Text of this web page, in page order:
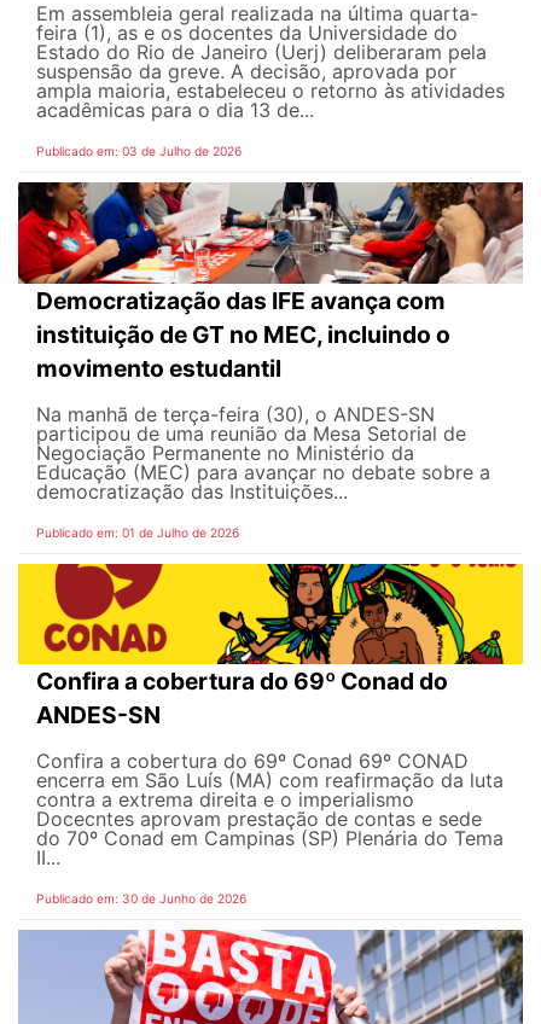
Em assembleia geral realizada na última quarta-
feira (1), as e os docentes da Universidade do
Estado do Rio de Janeiro (Uerj) deliberaram pela
suspensão da greve. A decisão, aprovada por
ampla maioria, estabeleceu o retorno às atividades
acadêmicas para o dia 13 de...
Publicado em: 03 de Julho de 2026
Democratização das IFE avança com
instituição de GT no MEC, incluindo o
movimento estudantil
Na manhã de terça-feira (30), o ANDES-SN
participou de uma reunião da Mesa Setorial de
Negociação Permanente no Ministério da
Educação (MEC) para avançar no debate sobre a
democratização das Instituições...
Publicado em: 01 de Julho de 2026
Confira a cobertura do 69º Conad do
ANDES-SN
Confira a cobertura do 69º Conad 69º CONAD
encerra em São Luís (MA) com reafirmação da luta
contra a extrema direita e o imperialismo
Docecntes aprovam prestação de contas e sede
do 70º Conad em Campinas (SP) Plenária do Tema
II...
Publicado em: 30 de Junho de 2026